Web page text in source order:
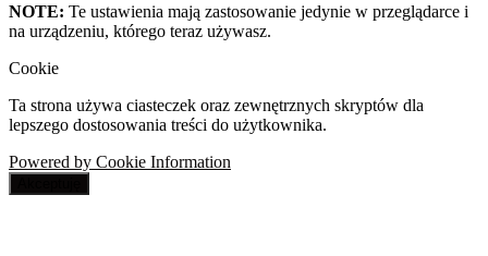
NOTE: Te ustawienia mają zastosowanie jedynie w przeglądarce i
na urządzeniu, którego teraz używasz.
Cookie
Ta strona używa ciasteczek oraz zewnętrznych skryptów dla
lepszego dostosowania treści do użytkownika.
Powered by Cookie Information